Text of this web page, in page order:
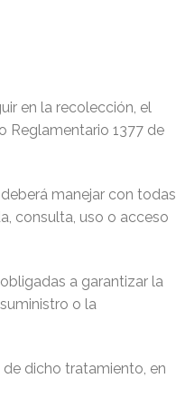
en la recolección, el
Reglamentario 1377 de
manejar con todas
consulta, uso o acceso
a garantizar la
o la
dicho tratamiento, en